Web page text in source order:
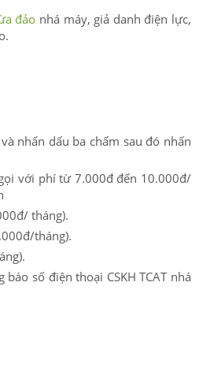
đảo nhá máy, giả danh điện lực,
nhấn dấu ba chấm sau đó nhấn
với phí từ 7.000đ đến 10.000đ/
tháng).
tháng).
số điện thoại CSKH TCAT nhá